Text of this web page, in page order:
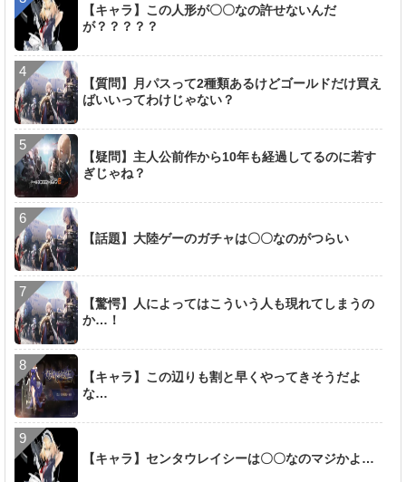
【キャラ】この人形が〇〇なの許せないんだ
が？？？？？
【質問】月パスって2種類あるけどゴールドだけ買え
ばいいってわけじゃない？
【疑問】主人公前作から10年も経過してるのに若す
ぎじゃね？
【話題】大陸ゲーのガチャは〇〇なのがつらい
【驚愕】人によってはこういう人も現れてしまうの
か…！
【キャラ】この辺りも割と早くやってきそうだよ
な…
【キャラ】センタウレイシーは〇〇なのマジかよ…